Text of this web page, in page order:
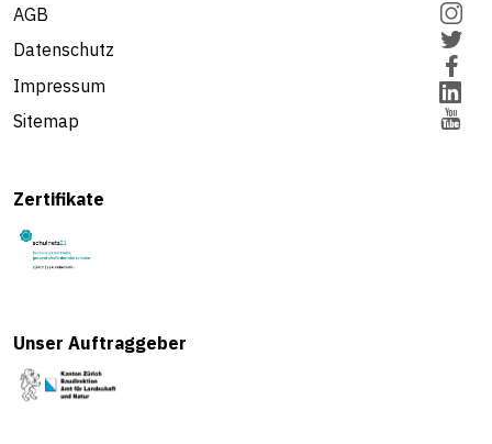
AGB
Datenschutz
Impressum
Sitemap
Zertifikate
Unser Auftraggeber